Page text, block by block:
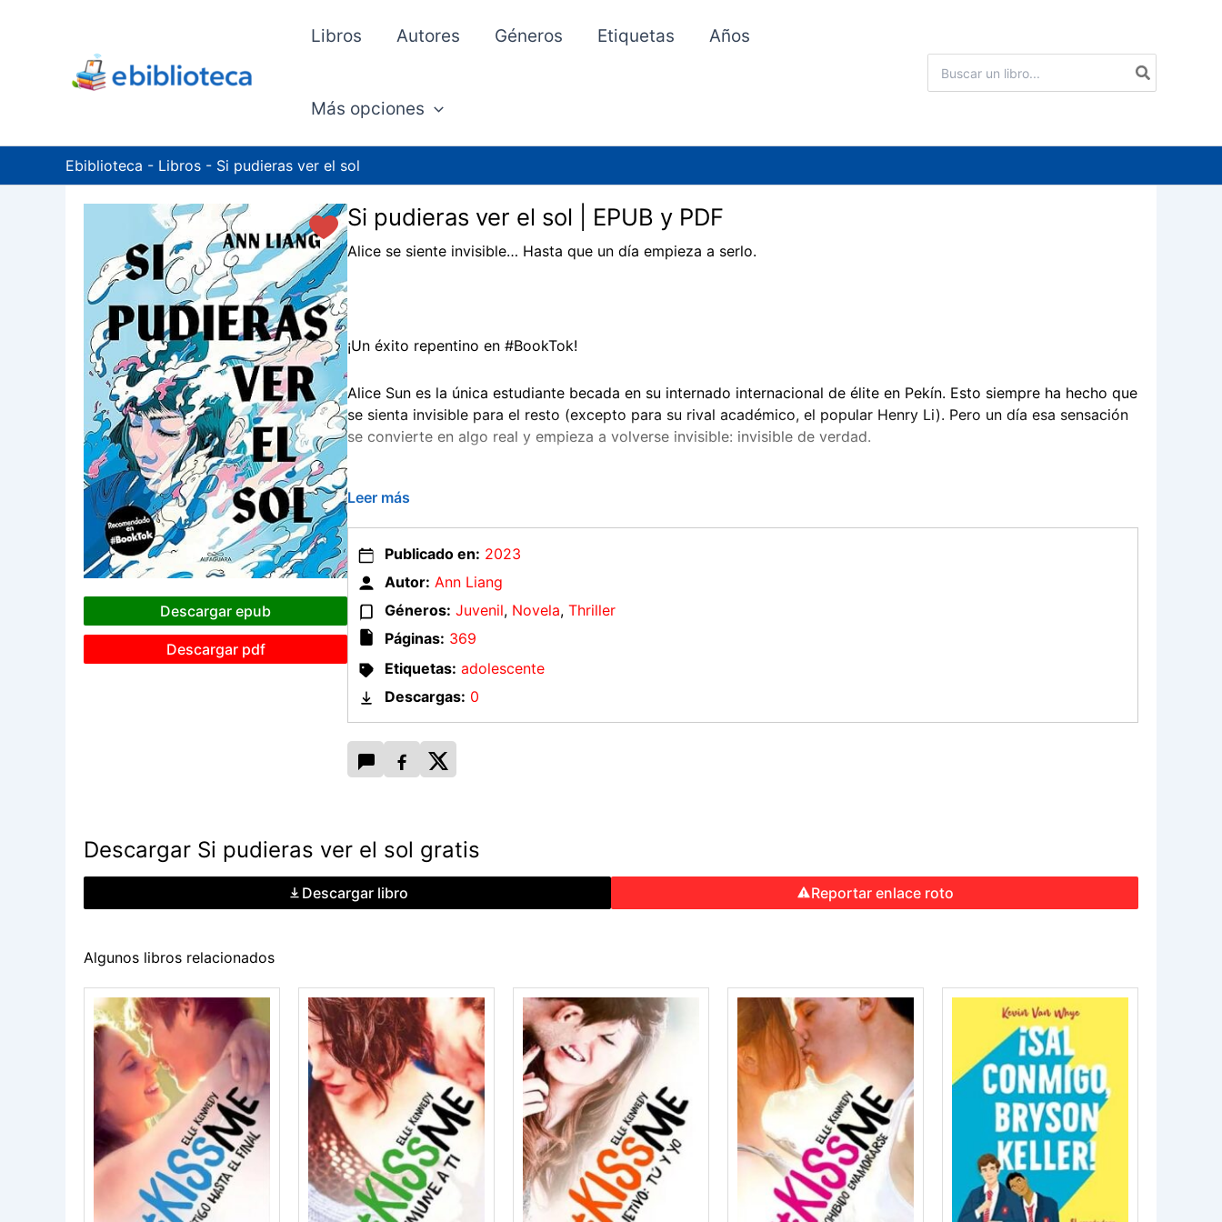
Libros Autores Géneros Etiquetas Años
Más opciones
por:
Ebiblioteca - Libros - Si pudieras ver el sol
Descargar epub
Descargar pdf
Si pudieras ver el sol | EPUB y PDF
Alice se siente invisible… Hasta que un día empieza a serlo.
¡Un éxito repentino en #BookTok!
Alice Sun es la única estudiante becada en su internado internacional de élite en Pekín. Esto siempre ha hecho que
se sienta invisible para el resto (excepto para su rival académico, el popular Henry Li). Pero un día esa sensación
se convierte en algo real y empieza a volverse invisible: invisible de verdad.
algunos escándalos de sus compañeros. Pero todo secreto tiene un precio, y los encargos pasan de ser pequeños
cotilleos a verdaderos crímenes. En esta situación, Alice deberá decidir si su futuro vale su conciencia… o su vida.
Leer más
Publicado en: 2023
Autor: Ann Liang
Géneros: Juvenil, Novela, Thriller
Páginas: 369
Etiquetas: adolescente
Descargas: 0
Descargar Si pudieras ver el sol gratis
Descargar libro Reportar enlace roto
Algunos libros relacionados